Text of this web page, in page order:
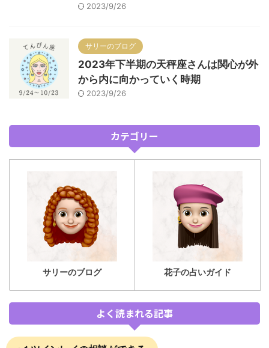
2023/9/26
サリーのブログ
2023年下半期の天秤座さんは関心が外
から内に向かっていく時期
2023/9/26
カテゴリー
サリーのブログ 花子の占いガイド
よく読まれる記事